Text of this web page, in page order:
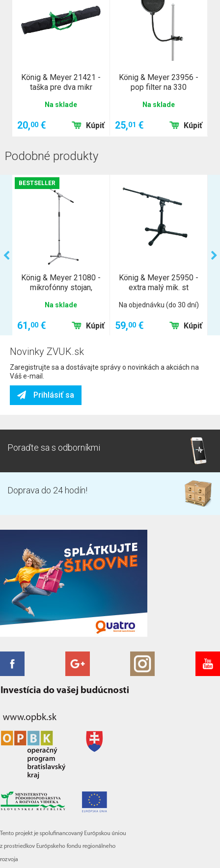
König & Meyer 21421 -
taška pre dva mikr
Na sklade
20,00 € Kúpiť
König & Meyer 23956 -
pop filter na 330
Na sklade
25,01 € Kúpiť
Podobné produkty
BESTSELLER
König & Meyer 21080 -
mikrofónny stojan,
Na sklade
61,00 € Kúpiť
König & Meyer 25950 -
extra malý mik. st
Na objednávku (do 30 dní)
59,00 € Kúpiť
Novinky ZVUK.sk
Zaregistrujte sa a dostávajte správy o novinkách a akciách na
Váš e-mail.
Prihlásiť sa
Poraďte sa s odborníkmi
Doprava do 24 hodín!